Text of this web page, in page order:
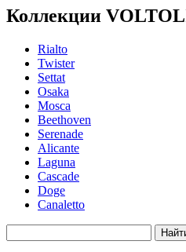
Коллекции
Rialto
Twister
Settat
Osaka
Mosca
Beethoven
Serenade
Alicante
Laguna
Cascade
Doge
Canaletto